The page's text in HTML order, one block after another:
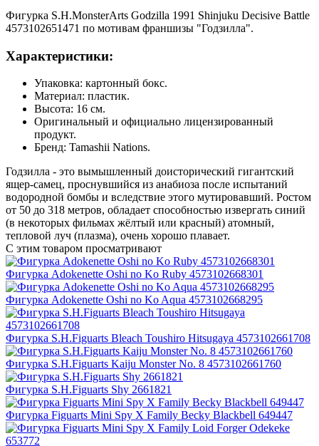
Фигурка S.H.MonsterArts Godzilla 1991 Shinjuku Decisive Battle
4573102651471 по мотивам франшизы "Годзилла".
Характеристики:
Упаковка: картонный бокс.
Материал: пластик.
Высота: 16 см.
Оригинальный и официально лицензированный
продукт.
Бренд: Tamashii Nations.
Годзилла - это вымышленный доисторический гигантский
ящер-самец, проснувшийся из анабиоза после испытаний
водородной бомбы и вследствие этого мутировавший. Ростом
от 50 до 318 метров, обладает способностью извергать синий
(в некоторых фильмах жёлтый или красный) атомный,
тепловой луч (плазма), очень хорошо плавает.
С этим товаром просматривают
Фигурка Adokenette Oshi no Ko Ruby 4573102668301
Фигурка Adokenette Oshi no Ko Aqua 4573102668295
Фигурка S.H.Figuarts Bleach Toushiro Hitsugaya 4573102661708
Фигурка S.H.Figuarts Kaiju Monster No. 8 4573102661760
Фигурка S.H.Figuarts Shy 2661821
Фигурка Figuarts Mini Spy X Family Becky Blackbell 649447